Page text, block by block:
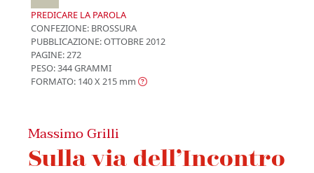
PREDICARE LA PAROLA
CONFEZIONE: BROSSURA
PUBBLICAZIONE:OTTOBRE 2012
PAGINE: 272
PESO: 344 GRAMMI
FORMATO: 140 X 215 mm
Massimo Grilli
Sulla via dell’Incontro